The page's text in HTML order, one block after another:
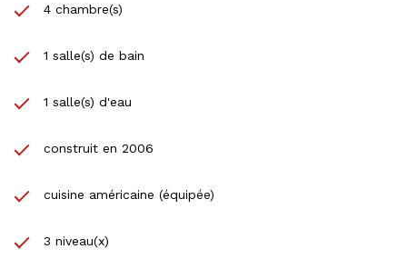
4 chambre(s)
1 salle(s) de bain
1 salle(s) d'eau
construit en 2006
cuisine américaine (équipée)
3 niveau(x)